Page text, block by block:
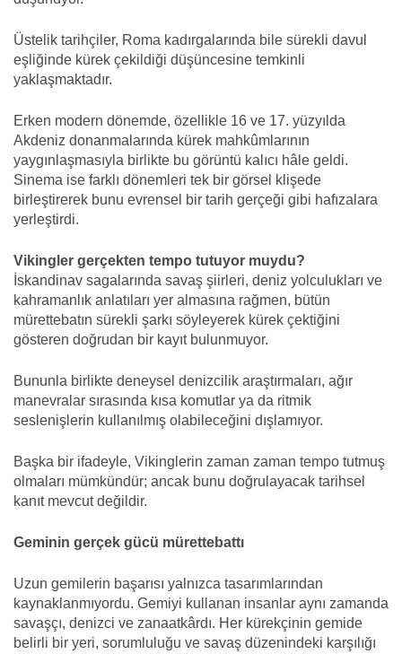
Üstelik tarihçiler, Roma kadırgalarında bile sürekli davul
eşliğinde kürek çekildiği düşüncesine temkinli
yaklaşmaktadır.
Erken modern dönemde, özellikle 16 ve 17. yüzyılda
Akdeniz donanmalarında kürek mahkûmlarının
yaygınlaşmasıyla birlikte bu görüntü kalıcı hâle geldi.
Sinema ise farklı dönemleri tek bir görsel klişede
birleştirerek bunu evrensel bir tarih gerçeği gibi hafızalara
yerleştirdi.
Vikingler gerçekten tempo tutuyor muydu?
İskandinav sagalarında savaş şiirleri, deniz yolculukları ve
kahramanlık anlatıları yer almasına rağmen, bütün
mürettebatın sürekli şarkı söyleyerek kürek çektiğini
gösteren doğrudan bir kayıt bulunmuyor.
Bununla birlikte deneysel denizcilik araştırmaları, ağır
manevralar sırasında kısa komutlar ya da ritmik
seslenişlerin kullanılmış olabileceğini dışlamıyor.
Başka bir ifadeyle, Vikinglerin zaman zaman tempo tutmuş
olmaları mümkündür; ancak bunu doğrulayacak tarihsel
kanıt mevcut değildir.
Geminin gerçek gücü mürettebattı
Uzun gemilerin başarısı yalnızca tasarımlarından
kaynaklanmıyordu. Gemiyi kullanan insanlar aynı zamanda
savaşçı, denizci ve zanaatkârdı. Her kürekçinin gemide
belirli bir yeri, sorumluluğu ve savaş düzenindeki karşılığı